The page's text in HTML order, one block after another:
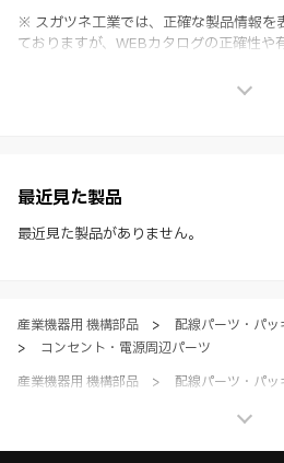
※ スガツネ工業では、正確な製品情報を
ておりますが、WEBカタログの正確性や
社製品の使用ご検討、又は販売促進目的
※ 本WEBサイト製品情報のご利用にあ
約、プライバシーポリシー、製品情報ガ
最近見た製品
最近見た製品がありません。
産業機器用 機構部品 >
配線パーツ・パッ
>
コンセント・電源周辺パーツ
産業機器用 機構部品
>
配線パーツ・パッ